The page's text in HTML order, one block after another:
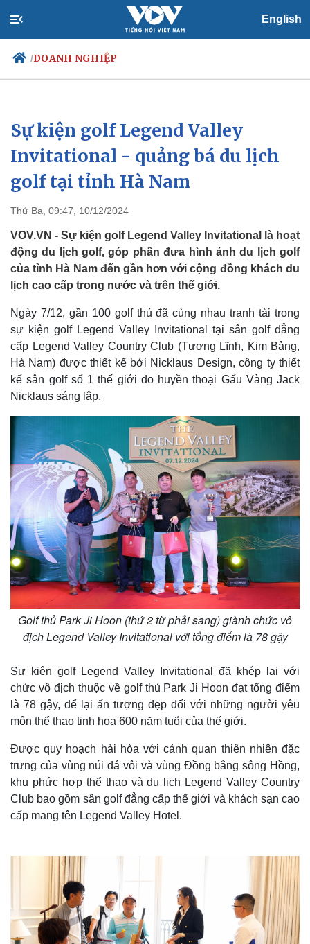
English
/DOANH NGHIỆP
Chính trị
Đảng
Tổ chức nhân sự
Quốc hội
Nhận diện sự thật
Xã hội
Tin 24h
Dự báo thời tiết
Giáo dục
Thế giới
Multimedia
Sự kiện golf Legend Valley
Invitational - quảng bá du lịch
golf tại tỉnh Hà Nam
Thứ Ba, 09:47, 10/12/2024
VOV.VN - Sự kiện golf Legend Valley Invitational là hoạt
động du lịch golf, góp phần đưa hình ảnh du lịch golf
của tỉnh Hà Nam đến gần hơn với cộng đồng khách du
lịch cao cấp trong nước và trên thế giới.
Ngày 7/12, gần 100 golf thủ đã cùng nhau tranh tài trong
sự kiện golf Legend Valley Invitational tại sân golf đẳng
cấp Legend Valley Country Club (Tượng Lĩnh, Kim Bảng,
Hà Nam) được thiết kế bởi Nicklaus Design, công ty thiết
kế sân golf số 1 thế giới do huyền thoại Gấu Vàng Jack
Nicklaus sáng lập.
Golf thủ Park Ji Hoon (thứ 2 từ phải sang) giành chức vô
địch Legend Valley Invitational với tổng điểm là 78 gậy
Sự kiện golf Legend Valley Invitational đã khép lại với
chức vô địch thuộc về golf thủ Park Ji Hoon đạt tổng điểm
là 78 gậy, để lại ấn tượng đẹp đối với những người yêu
môn thể thao tinh hoa 600 năm tuổi của thế giới.
Được quy hoạch hài hòa với cảnh quan thiên nhiên đặc
trưng của vùng núi đá vôi và vùng Đồng bằng sông Hồng,
khu phức hợp thể thao và du lịch Legend Valley Country
Club bao gồm sân golf đẳng cấp thế giới và khách sạn cao
cấp mang tên Legend Valley Hotel.